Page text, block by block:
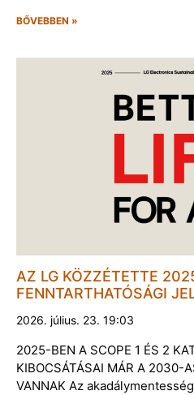
BŐVEBBEN »
AZ LG KÖZZÉTETTE
FENNTARTHATÓSÁGI
2026. július. 23. 19:03
2025-BEN A SCOPE 1 ÉS 2
KIBOCSÁTÁSAI MÁR A 2030-
VANNAK Az